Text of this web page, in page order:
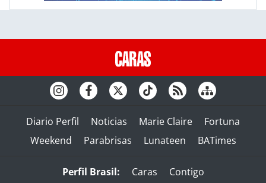
Diario Perfil Noticias Marie Claire
Fortuna
Weekend
Parabrisas Lunateen BATimes
Perfil Brasil: Caras
Contigo